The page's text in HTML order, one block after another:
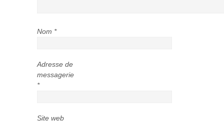
Nom *
Adresse de
messagerie
*
Site web